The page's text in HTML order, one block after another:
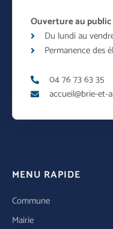
Ouverture au public
Du lundi au
Permanence des
04 76 73 63 35
accueil@brie-et-
MENU RAPIDE
Commune
Mairie